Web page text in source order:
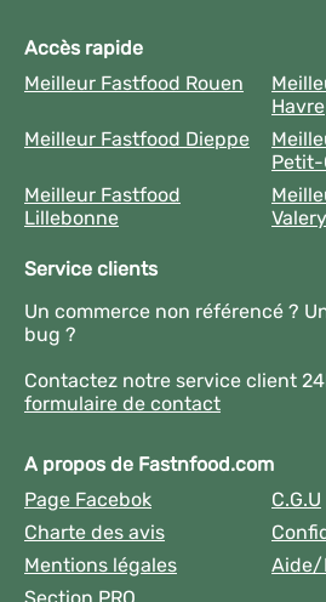
Accès rapide
Meilleur Fastfood Rouen
Havre
Meilleur Fastfood Dieppe
Meilleur Fastfood
Lillebonne
Service clients
Un commerce non référencé ?
bug ?
Contactez notre service client
formulaire de contact
A propos de Fastnfood.com
Page Facebok
C.G.U
Charte des avis
Mentions légales
Aide/